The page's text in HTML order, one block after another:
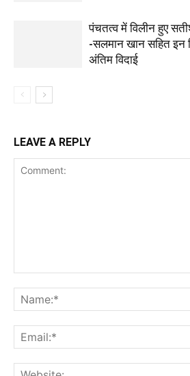
पंचतत्व में विलीन हुए
-सलमान खान सहित इन
अंतिम विदाई
LEAVE A REPLY